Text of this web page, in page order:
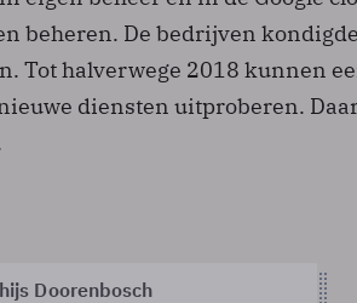
beheren. De bedrijven
Tot halverwege 2018 kunnen
diensten uitproberen.
Doorenbosch